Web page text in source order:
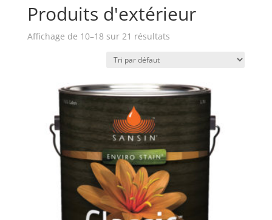
Produits d'extérieur
Affichage de 10–18 sur 21 résultats